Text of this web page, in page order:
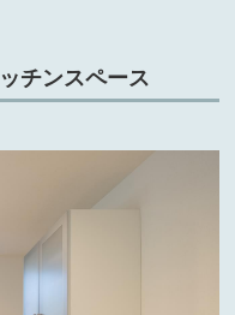
チンスペース